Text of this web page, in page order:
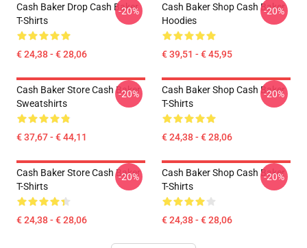
Cash Baker Drop Cash Baker
T-Shirts
€ 24,38 - € 28,06
-20%
Cash Baker Shop Cash Baker
Hoodies
€ 39,51 - € 45,95
-20%
Cash Baker Store Cash Baker
Sweatshirts
€ 37,67 - € 44,11
-20%
Cash Baker Shop Cash Baker
T-Shirts
€ 24,38 - € 28,06
-20%
Cash Baker Store Cash Baker
T-Shirts
€ 24,38 - € 28,06
-20%
Cash Baker Shop Cash Baker
T-Shirts
€ 24,38 - € 28,06
-20%